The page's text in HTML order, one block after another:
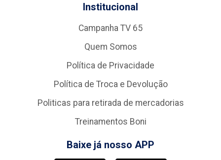
Institucional
Campanha TV 65
Quem Somos
Política de Privacidade
Política de Troca e Devolução
Politicas para retirada de mercadorias
Treinamentos Boni
Baixe já nosso APP